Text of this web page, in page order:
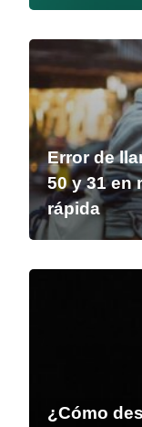
Error de
50 y 31 en
rápida
¿Cómo